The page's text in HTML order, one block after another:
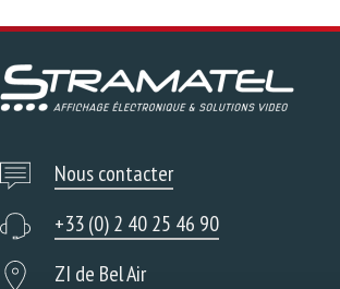
Nous contacter
+33 (0) 2 40 25 46 90
ZI de Bel Air